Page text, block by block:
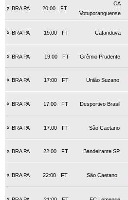
x BRA PA FT
20:00
CA
Votuporanguense
x BRA PA FT
19:00 Catanduva
x BRA PA FT
19:00 Grêmio Prudente
x BRA PA FT
17:00 União Suzano
x BRA PA FT
17:00 Desportivo Brasil
x BRA PA FT
17:00 São Caetano
x BRA PA FT
22:00 Bandeirante SP
x BRA PA FT
22:00 São Caetano